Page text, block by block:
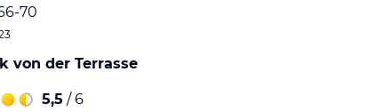
70
von der Terrasse
5,5 / 6